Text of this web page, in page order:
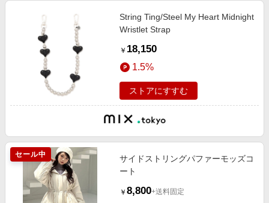
String Ting/Steel My Heart Midnight
Wristlet Strap
￥ 18,150
1.5%
ストアにすすむ
セール中
サイドストリングパファーモッズコ
ート
￥ 8,800+送料固定